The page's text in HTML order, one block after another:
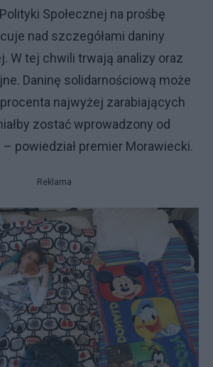
Społecznej na prośbę
nad szczegółami daniny
W tej chwili trwają analizy oraz
Daninę solidarnościową może
procenta najwyżej zarabiających
zostać wprowadzony od
– powiedział premier Morawiecki.
Reklama